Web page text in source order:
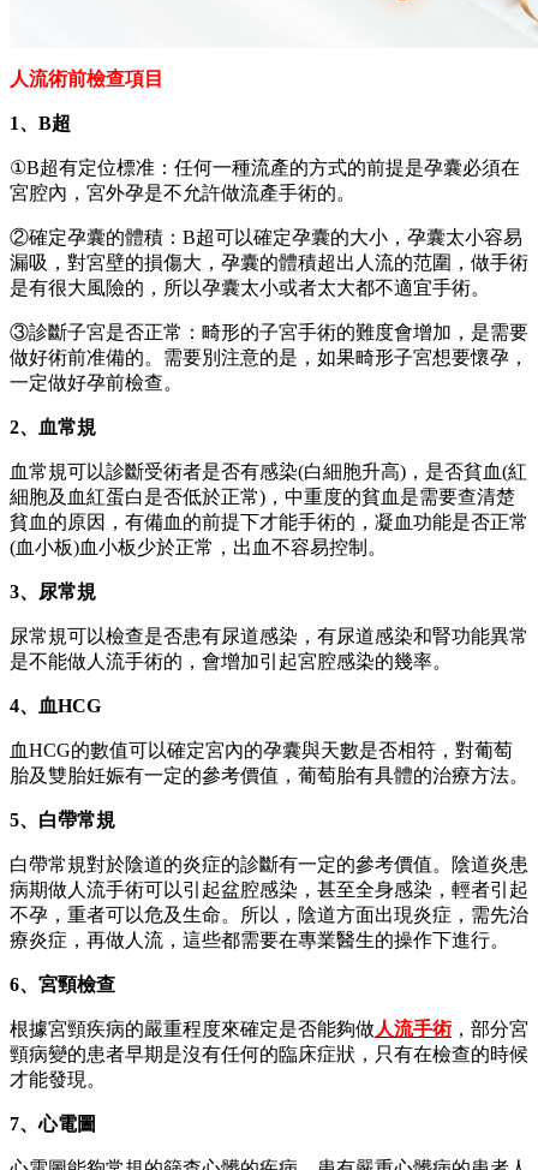
人流術前檢查項目
1、B超
①B超有定位標准：任何一種流產的方式的前提是孕囊必須在
宮腔內，宮外孕是不允許做流產手術的。
②確定孕囊的體積：B超可以確定孕囊的大小，孕囊太小容易
漏吸，對宮壁的損傷大，孕囊的體積超出人流的范圍，做手術
是有很大風險的，所以孕囊太小或者太大都不適宜手術。
③診斷子宮是否正常：畸形的子宮手術的難度會增加，是需要
做好術前准備的。需要別注意的是，如果畸形子宮想要懷孕，
一定做好孕前檢查。
2、血常規
血常規可以診斷受術者是否有感染(白細胞升高)，是否貧血(紅
細胞及血紅蛋白是否低於正常)，中重度的貧血是需要查清楚
貧血的原因，有備血的前提下才能手術的，凝血功能是否正常
(血小板)血小板少於正常，出血不容易控制。
3、尿常規
尿常規可以檢查是否患有尿道感染，有尿道感染和腎功能異常
是不能做人流手術的，會增加引起宮腔感染的幾率。
4、血HCG
血HCG的數值可以確定宮內的孕囊與天數是否相符，對葡萄
胎及雙胎妊娠有一定的參考價值，葡萄胎有具體的治療方法。
5、白帶常規
白帶常規對於陰道的炎症的診斷有一定的參考價值。陰道炎患
病期做人流手術可以引起盆腔感染，甚至全身感染，輕者引起
不孕，重者可以危及生命。所以，陰道方面出現炎症，需先治
療炎症，再做人流，這些都需要在專業醫生的操作下進行。
6、宮頸檢查
根據宮頸疾病的嚴重程度來確定是否能夠做人流手術，部分宮
頸病變的患者早期是沒有任何的臨床症狀，只有在檢查的時候
才能發現。
7、心電圖